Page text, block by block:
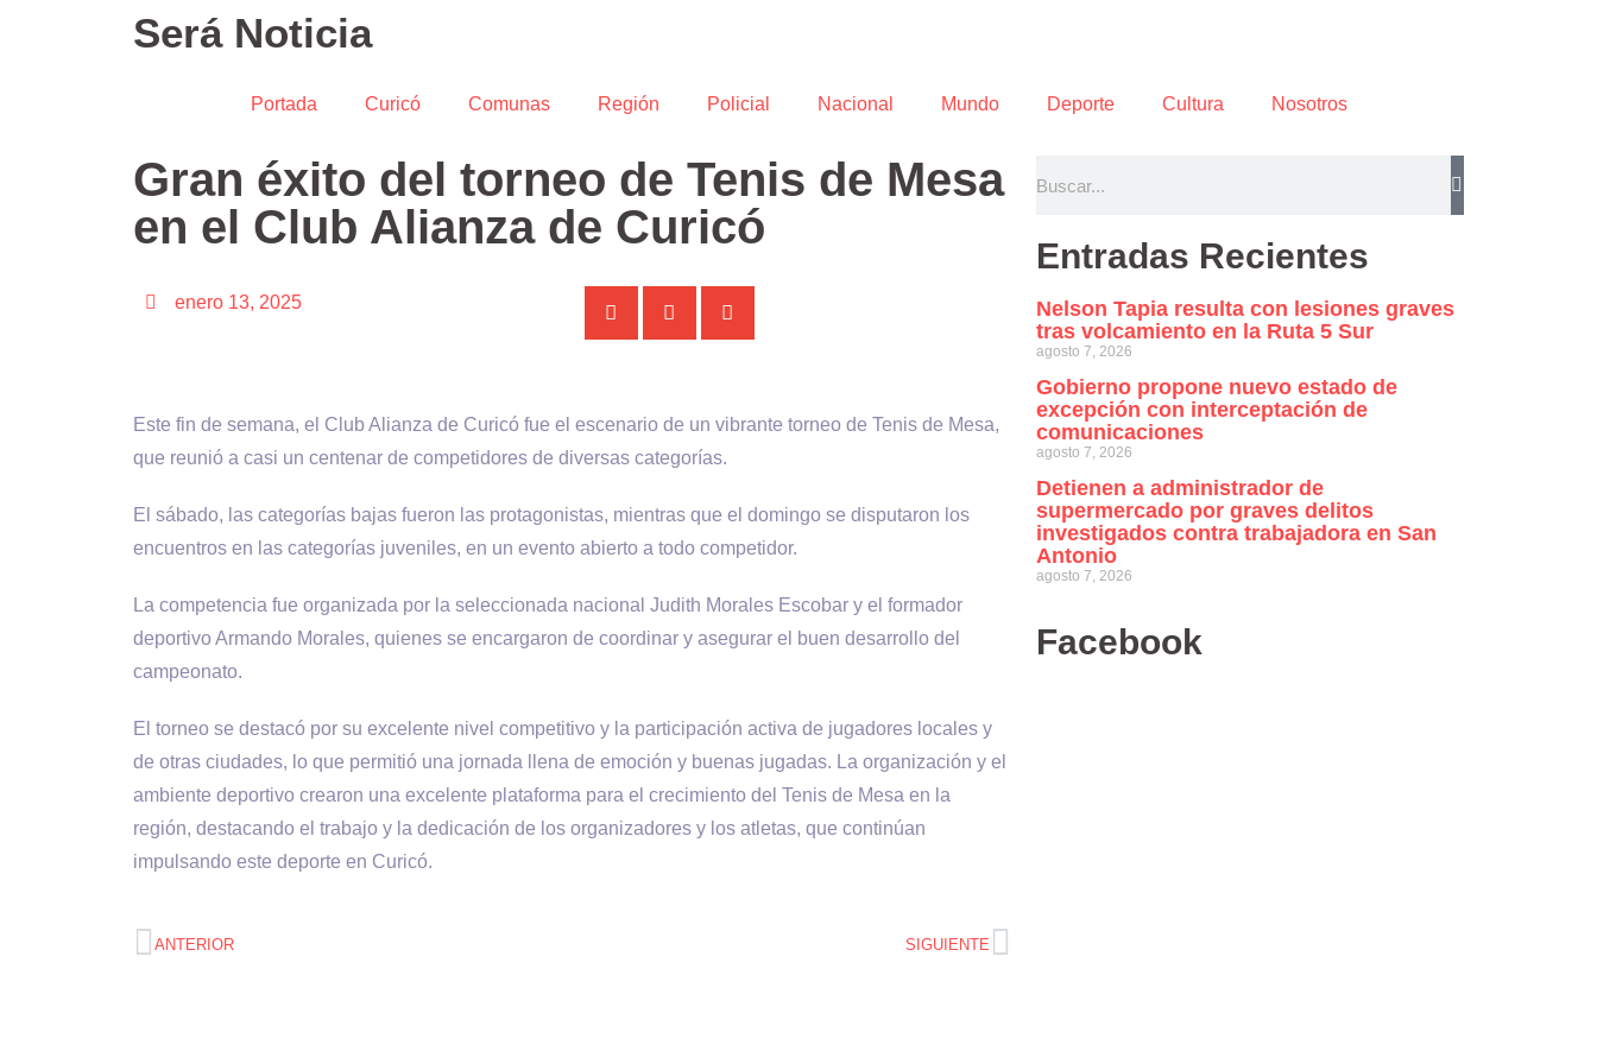
Será Noticia
Portada Curicó Comunas Región Policial Nacional Mundo Deporte Cultura Nosotros
Gran éxito del torneo de Tenis de Mesa
en el Club Alianza de Curicó
enero 13, 2025
Este fin de semana, el Club Alianza de Curicó fue el escenario de un vibrante torneo de Tenis de Mesa,
que reunió a casi un centenar de competidores de diversas categorías.
El sábado, las categorías bajas fueron las protagonistas, mientras que el domingo se disputaron los
encuentros en las categorías juveniles, en un evento abierto a todo competidor.
La competencia fue organizada por la seleccionada nacional Judith Morales Escobar y el formador
deportivo Armando Morales, quienes se encargaron de coordinar y asegurar el buen desarrollo del
campeonato.
El torneo se destacó por su excelente nivel competitivo y la participación activa de jugadores locales y
de otras ciudades, lo que permitió una jornada llena de emoción y buenas jugadas. La organización y el
ambiente deportivo crearon una excelente plataforma para el crecimiento del Tenis de Mesa en la
región, destacando el trabajo y la dedicación de los organizadores y los atletas, que continúan
impulsando este deporte en Curicó.
ANTERIOR SIGUIENTE
Entradas Recientes
Nelson Tapia resulta con lesiones graves
tras volcamiento en la Ruta 5 Sur
agosto 7, 2026
Gobierno propone nuevo estado de
excepción con interceptación de
comunicaciones
agosto 7, 2026
Detienen a administrador de
supermercado por graves delitos
investigados contra trabajadora en San
Antonio
agosto 7, 2026
Facebook